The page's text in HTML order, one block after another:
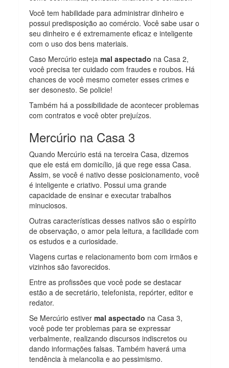
Você tem habilidade para administrar dinheiro e
possui predisposição ao comércio. Você sabe usar o
seu dinheiro e é extremamente eficaz e inteligente
com o uso dos bens materiais.
Caso Mercúrio estejamal aspectado na Casa 2,
você precisa ter cuidado com fraudes e roubos. Há
chances de você mesmo cometer esses crimes e
ser desonesto. Se policie!
Também há a possibilidade de acontecer problemas
com contratos e você obter prejuízos.
Mercúrio na Casa 3
Quando Mercúrio está na terceira Casa, dizemos
que ele está em domicílio, já que rege essa Casa.
Assim, se você é nativo desse posicionamento, você
é inteligente e criativo. Possui uma grande
capacidade de ensinar e executar trabalhos
minuciosos.
Outras características desses nativos são o espírito
de observação, o amor pela leitura, a facilidade com
os estudos e a curiosidade.
Viagens curtas e relacionamento bom com irmãos e
vizinhos são favorecidos.
Entre as profissões que você pode se destacar
estão a de secretário, telefonista, repórter, editor e
redator.
Se Mercúrio estivermal aspectado na Casa 3,
você pode ter problemas para se expressar
verbalmente, realizando discursos indiscretos ou
dando informações falsas. Também haverá uma
tendência à melancolia e ao pessimismo.